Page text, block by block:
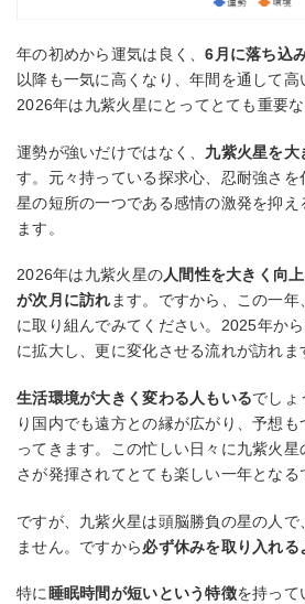
年の初めから運気は良く、6月に落ち込
以降も一気に高くなり、年間を通して高
2026年は九紫火星にとってとても重要な
運勢が強いだけではなく、 九紫火星を大
す。元々持っている探求心、忍耐強さを
星の短所の一つである感情の激発を抑え
ます。
2026年は九紫火星の人間性を大きく向
が次月に訪れます。ですから、この一
に取り組んでみてください。2025年か
に拡大し、更に変化させる流れが訪れま
生活環境が大きく変わる人もいるでしょ
り国内でも遠方との縁が広がり、予想
ってきます。この忙しい日々に九紫火
さが発揮されてとても楽しい一年となる
ですが、九紫火星は頭脳勝負の星の人で
ません。ですから必ず休みを取り入れる
特に 睡眠時間が短いという特徴を持って